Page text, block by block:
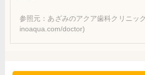
参照元：あざみのアクア歯科クリニッ
inoaqua.com/doctor)